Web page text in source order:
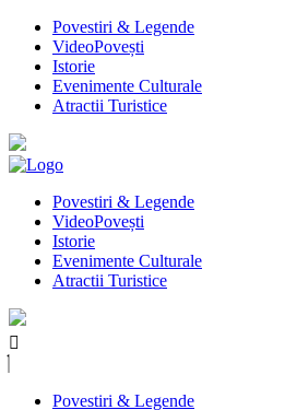
Povestiri & Legende
VideoPovești
Istorie
Evenimente Culturale
Atractii Turistice
Povestiri & Legende
VideoPovești
Istorie
Evenimente Culturale
Atractii Turistice
Povestiri & Legende